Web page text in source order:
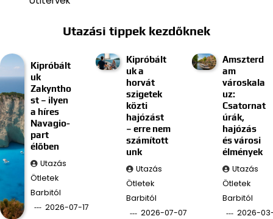
Utazási tippek kezdőknek
Kipróbált
uk
Zakyntho
st – ilyen
a híres
Navagio-
part
élőben
Utazás
Ötletek
Barbitól
2026-07-17
Kipróbált
uk a
horvát
szigetek
közti
hajózást
– erre nem
számított
unk
Utazás
Ötletek
Barbitól
2026-07-07
Amszterd
am
városkala
uz:
Csatornat
úrák,
hajózás
és városi
élmények
Utazás
Ötletek
Barbitól
2026-